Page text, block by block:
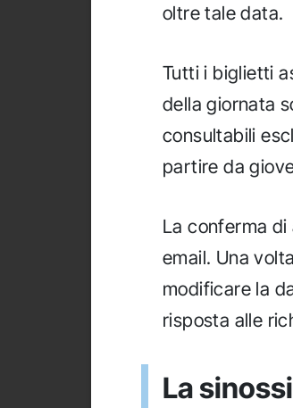
oltre tale data.
Tutti i biglietti
della giornata
consultabili
partire da
La conferma
email. Una
modificare la
risposta alle
La sinossi